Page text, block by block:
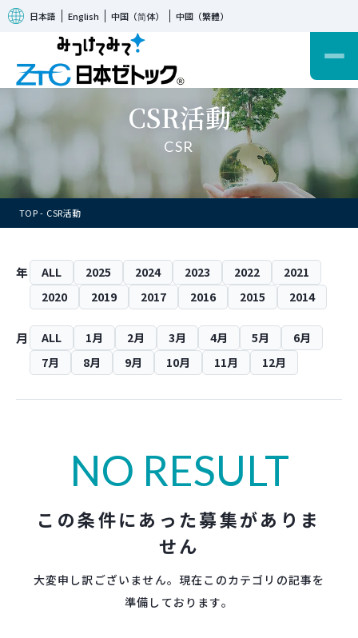
日本語 English 中国（简体） 中國（繁體）
CSR活動
CSR
TOP CSR活動
年 ALL 2025 2024 2023 2022
2021
2020
2019 2017 2016 2015 2014
月 ALL 1月 2月 3月 4月 5月
6月
7月
8月 9月 10月 11月 12月
NO RESULT
この条件にあった募集がありま
せん
大変申し訳ございません。現在このカテゴリの記事を
準備しております。